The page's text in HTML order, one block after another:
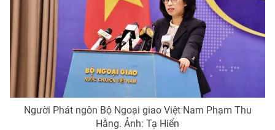
Phim VTV
Hậu trường
Nhân vật
Khán giả
Giải sao mai
Giải trí
Điện ảnh
Âm nhạc
Sao
Đời sống
Du lịch
Làm đẹp
Giáo dục
Tuyển sinh
Người Phát ngôn Bộ Ngoại giao Việt Nam Phạm Thu
Hằng. Ảnh: Tạ Hiển